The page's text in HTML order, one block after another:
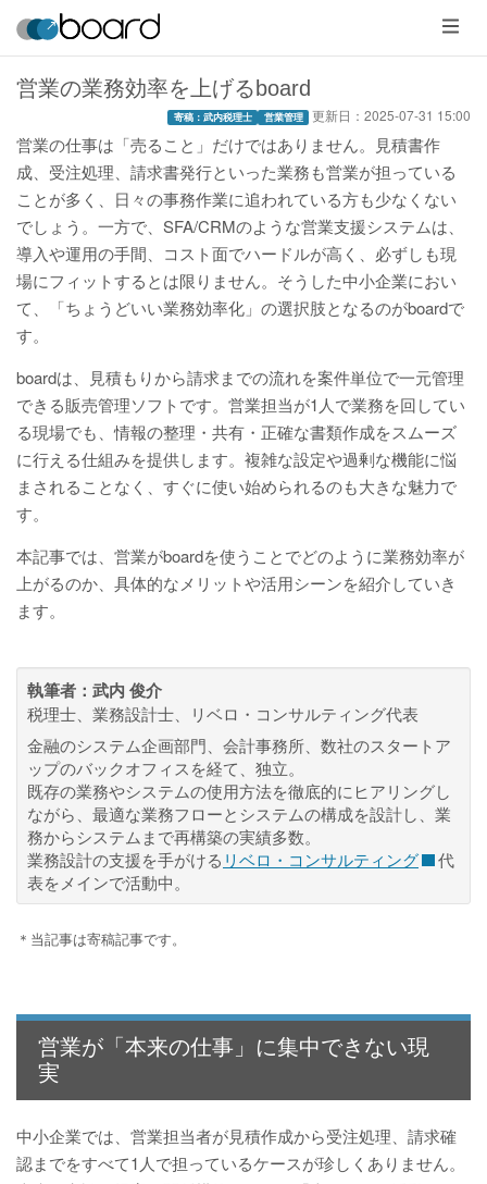
メ
ニ
ュ
ー
営業の業務効率を上げるboard
寄稿：武内税理士 営業管理 更新日： 2025-07-31 15:00
営業の仕事は「売ること」だけではありません。見積書作
成、受注処理、請求書発行といった業務も営業が担っている
ことが多く、日々の事務作業に追われている方も少なくない
でしょう。一方で、SFA/CRMのような営業支援システムは、
導入や運用の手間、コスト面でハードルが高く、必ずしも現
場にフィットするとは限りません。そうした中小企業におい
て、「ちょうどいい業務効率化」の選択肢となるのがboardで
す。
boardは、見積もりから請求までの流れを案件単位で一元管理
できる販売管理ソフトです。営業担当が1人で業務を回してい
る現場でも、情報の整理・共有・正確な書類作成をスムーズ
に行える仕組みを提供します。複雑な設定や過剰な機能に悩
まされることなく、すぐに使い始められるのも大きな魅力で
す。
本記事では、営業がboardを使うことでどのように業務効率が
上がるのか、具体的なメリットや活用シーンを紹介していき
ます。
執筆者： 武内 俊介
税理士、業務設計士、リベロ・コンサルティング代表
金融のシステム企画部門、会計事務所、数社のスタートア
ップのバックオフィスを経て、独立。
既存の業務やシステムの使用方法を徹底的にヒアリングし
ながら、最適な業務フローとシステムの構成を設計し、業
務からシステムまで再構築の実績多数。
業務設計の支援を手がける リベロ・コンサルティング
代
表をメインで活動中。
＊当記事は寄稿記事です。
営業が「本来の仕事」に集中できない現
実
中小企業では、営業担当者が見積作成から受注処理、請求確
認までをすべて1人で担っているケースが珍しくありません。